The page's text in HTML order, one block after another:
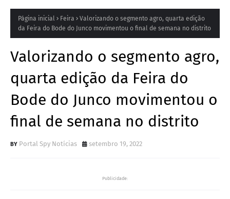
Página inicial Feira
Valorizando o segmento agro, quarta edição
da Feira do Bode do Junco movimentou o final de semana no distrito
Valorizando o segmento agro,
quarta edição da Feira do
Bode do Junco movimentou o
final de semana no distrito
Portal Spy Notícias setembro 19, 2022
Publicidade: